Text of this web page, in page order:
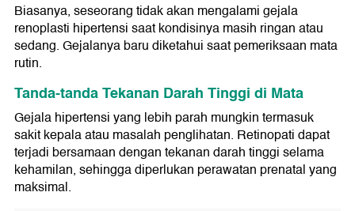
Biasanya, seseorang tidak akan mengalami gejala
renoplasti hipertensi saat kondisinya masih ringan atau
sedang. Gejalanya baru diketahui saat pemeriksaan mata
rutin.
Tanda-tanda Tekanan Darah Tinggi di Mata
Gejala hipertensi yang lebih parah mungkin termasuk
sakit kepala atau masalah penglihatan. Retinopati dapat
terjadi bersamaan dengan tekanan darah tinggi selama
kehamilan, sehingga diperlukan perawatan prenatal yang
maksimal.